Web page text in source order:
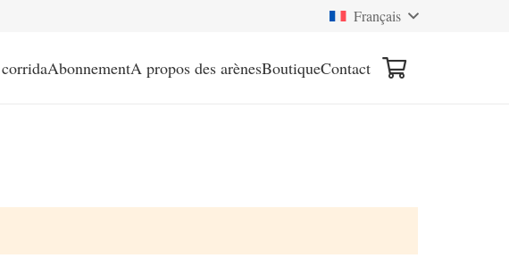
Français
AbonnementA propos des arènesBoutiqueContact